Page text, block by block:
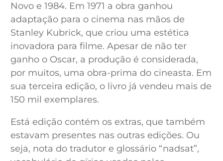
Novo e 1984. Em 1971 a obra ganhou
adaptação para o cinema nas mãos de
Stanley Kubrick, que criou uma estética
inovadora para filme. Apesar de não ter
ganho o Oscar, a produção é considerada,
por muitos, uma obra-prima do cineasta. Em
sua terceira edição, o livro já vendeu mais de
150 mil exemplares.
Está edição contém os extras, que também
estavam presentes nas outras edições. Ou
seja, nota do tradutor e glossário “nadsat”,